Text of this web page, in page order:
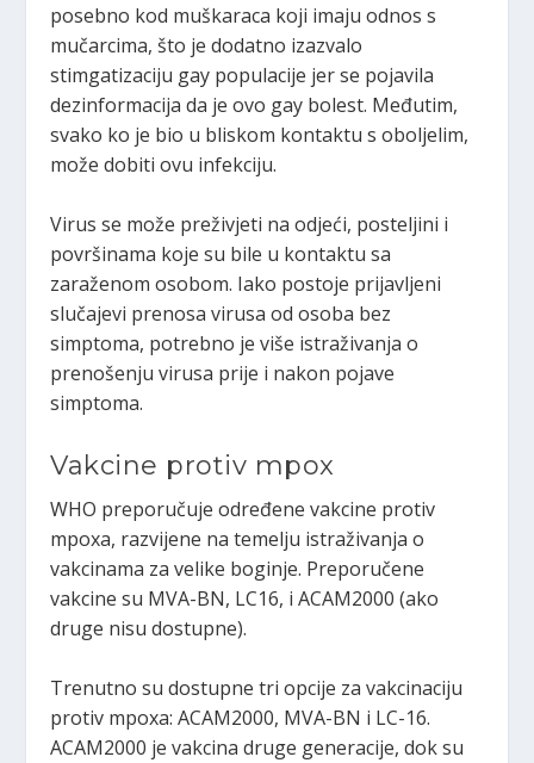
posebno kod muškaraca koji imaju odnos s
mučarcima, što je dodatno izazvalo
stimgatizaciju gay populacije jer se pojavila
dezinformacija da je ovo gay bolest. Međutim,
svako ko je bio u bliskom kontaktu s oboljelim,
može dobiti ovu infekciju.
Virus se može preživjeti na odjeći, posteljini i
površinama koje su bile u kontaktu sa
zaraženom osobom. Iako postoje prijavljeni
slučajevi prenosa virusa od osoba bez
simptoma, potrebno je više istraživanja o
prenošenju virusa prije i nakon pojave
simptoma.
Vakcine protiv mpox
WHO preporučuje određene vakcine protiv
mpoxa, razvijene na temelju istraživanja o
vakcinama za velike boginje. Preporučene
vakcine su MVA-BN, LC16, i ACAM2000 (ako
druge nisu dostupne).
Trenutno su dostupne tri opcije za vakcinaciju
protiv mpoxa: ACAM2000, MVA-BN i LC-16.
ACAM2000 je vakcina druge generacije, dok su